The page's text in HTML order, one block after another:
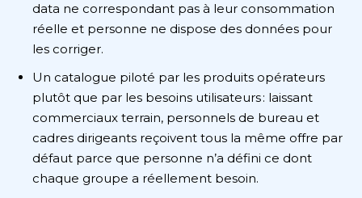
data ne correspondant pas à leur consommation
réelle et personne ne dispose des données pour
les corriger.
Un catalogue piloté par les produits opérateurs
plutôt que par les besoins utilisateurs : laissant
commerciaux terrain, personnels de bureau et
cadres dirigeants reçoivent tous la même offre par
défaut parce que personne n’a défini ce dont
chaque groupe a réellement besoin.